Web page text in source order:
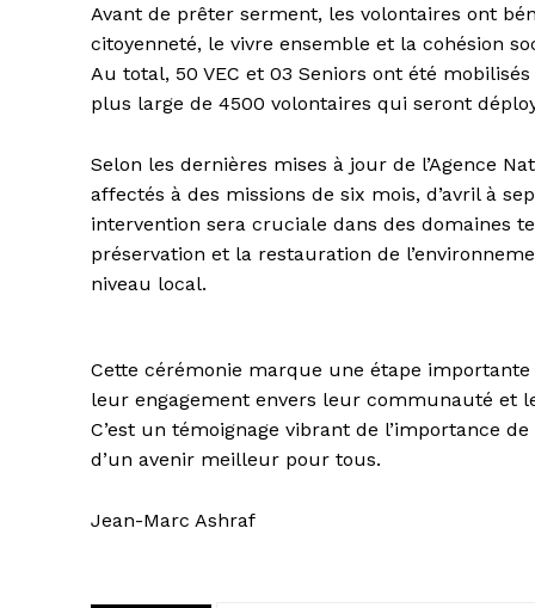
Avant de prêter serment, les volontaires ont
citoyenneté, le vivre ensemble et la cohésion
Au total, 50 VEC et 03 Seniors ont été
plus large de 4500 volontaires qui seront
Selon les dernières mises à jour de l’Agence
affectés à des missions de six mois, d’avril à
intervention sera cruciale dans des domaines
préservation et la restauration de
niveau local.
Cette cérémonie marque une étape
leur engagement envers leur communauté et
C’est un témoignage vibrant de l’importance
d’un avenir meilleur pour tous.
Jean-Marc Ashraf